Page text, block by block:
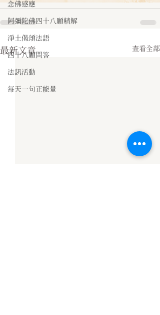
念佛感應
阿彌陀佛四十八願精解
淨土偈頌法語
四十八願問答
法訊活動
每天一句正能量
最新文章 查看全部